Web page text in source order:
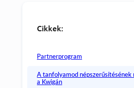
Cikkek:
Partnerprogram
A tanfolyamod népszerűsítésének
a Kwigán